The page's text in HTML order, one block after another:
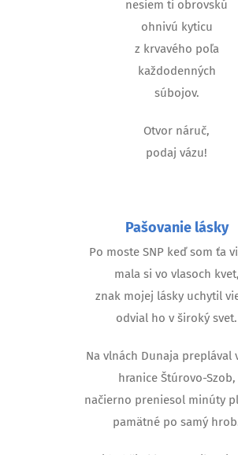
nesiem ti obrovskú
ohnivú kyticu
z krvavého poľa
každodenných
súbojov.
Otvor náruč,
podaj vázu!
Pašovanie lásky
Po moste SNP keď som ťa
mala si vo vlasoch kvet,
znak mojej lásky uchytil
odvial ho v široký svet.
Na vlnách Dunaja preplával
hranice Štúrovo-Szob,
načierno preniesol minúty
pamätné po samý